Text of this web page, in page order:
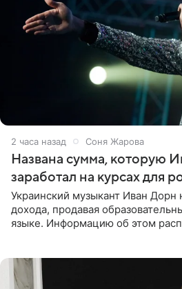
2 часа назад Соня Жарова
Названа сумма, которую
заработал на курсах для
Украинский музыкант Иван
дохода, продавая
языке. Информацию об этом